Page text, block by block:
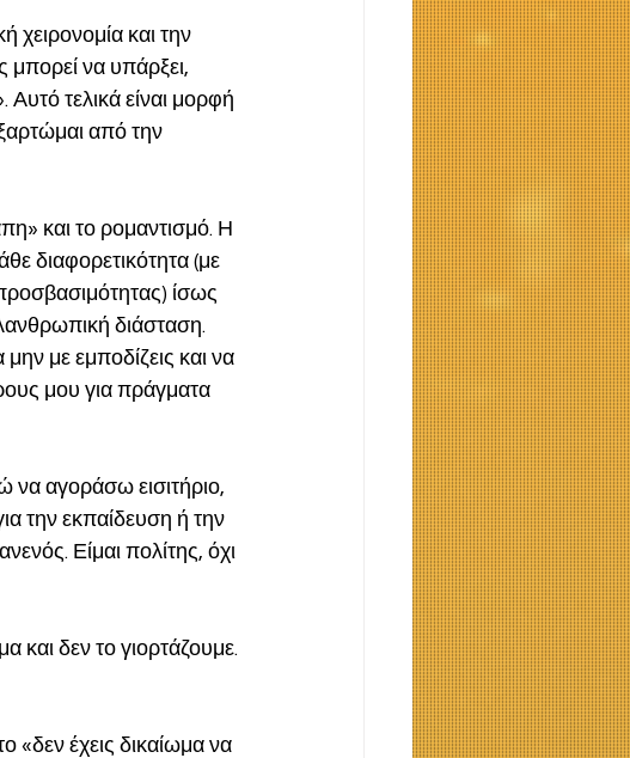
χειρονομία και την
μπορεί να υπάρξει,
τελικά είναι μορφή
από την
και το ρομαντισμό. Η
διαφορετικότητα (με
ίσως
διάσταση.
με εμποδίζεις και να
μου για πράγματα
να αγοράσω εισιτήριο,
την εκπαίδευση ή την
Είμαι πολίτης, όχι
και δεν το γιορτάζουμε.
«δεν έχεις δικαίωμα να